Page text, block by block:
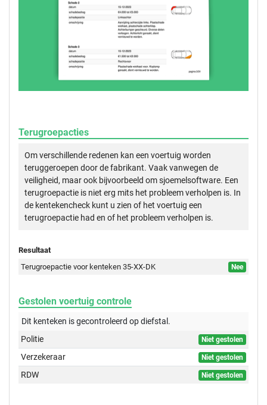
Terugroepacties
Om verschillende redenen kan een voertuig worden
teruggeroepen door de fabrikant. Vaak vanwegen de
veiligheid, maar ook bijvoorbeeld om sjoemelsoftware. Een
terugroepactie is niet erg mits het probleem verholpen is. In
de kentekencheck kunt u zien of het voertuig een
terugroepactie had en of het probleem verholpen is.
Resultaat
Terugroepactie voor kenteken 35-XX-DK
Nee
Gestolen voertuig controle
Dit kenteken is gecontroleerd opdiefstal.
Politie
Niet gestolen
Verzekeraar Niet gestolen
RDW Niet gestolen